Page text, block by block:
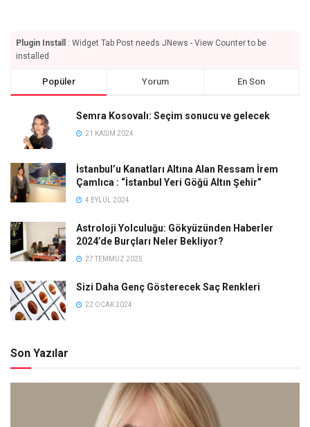
Plugin Install
: Widget Tab Post needs JNews - View Counter to be
installed
Popüler Yorum En Son
Semra Kosovalı: Seçim sonucu ve gelecek
21 KASIM 2024
İstanbul’u Kanatları Altına Alan Ressam İrem
Çamlıca : “İstanbul Yeri Göğü Altın Şehir”
4 EYLÜL 2024
Astroloji Yolculuğu: Gökyüzünden Haberler
2024’de Burçları Neler Bekliyor?
27 TEMMUZ 2025
Sizi Daha Genç Gösterecek Saç Renkleri
22 OCAK 2024
Son Yazılar